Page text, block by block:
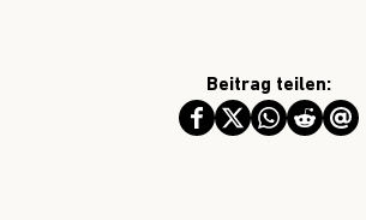
Beitrag teilen: